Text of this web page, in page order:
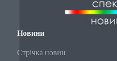
Новини
Стрічка новин